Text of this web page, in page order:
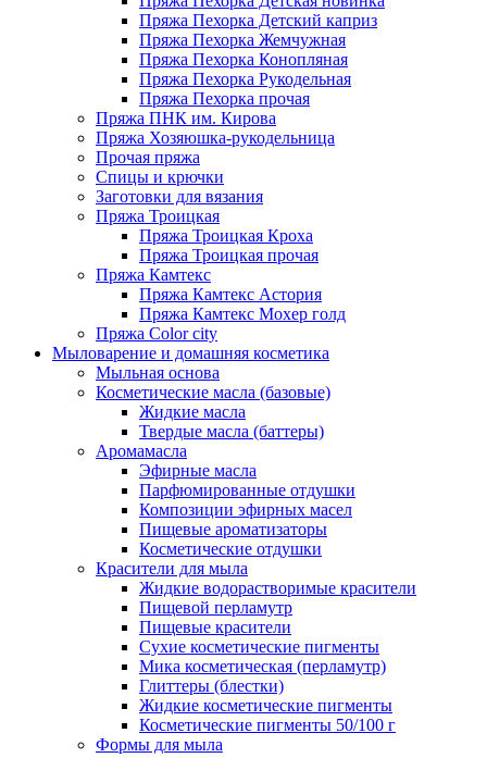
Пряжа Пехорка Детский каприз
Пряжа Пехорка Жемчужная
Пряжа Пехорка Конопляная
Пряжа Пехорка Рукодельная
Пряжа Пехорка прочая
Пряжа ПНК им. Кирова
Пряжа Хозяюшка-рукодельница
Прочая пряжа
Спицы и крючки
Заготовки для вязания
Пряжа Троицкая
Пряжа Троицкая Кроха
Пряжа Троицкая прочая
Пряжа Камтекс
Пряжа Камтекс Астория
Пряжа Камтекс Мохер голд
Пряжа Color city
Мыловарение и домашняя косметика
Мыльная основа
Косметические масла (базовые)
Жидкие масла
Твердые масла (баттеры)
Аромамасла
Эфирные масла
Парфюмированные отдушки
Композиции эфирных масел
Пищевые ароматизаторы
Косметические отдушки
Красители для мыла
Жидкие водорастворимые красители
Пищевой перламутр
Пищевые красители
Сухие косметические пигменты
Мика косметическая (перламутр)
Глиттеры (блестки)
Жидкие косметические пигменты
Косметические пигменты 50/100 г
Формы для мыла